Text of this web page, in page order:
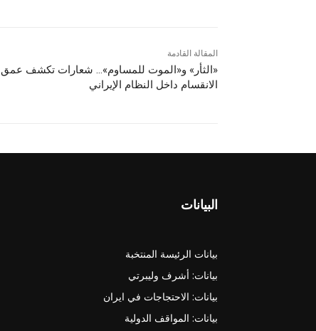
المقالة القادمة
«الثأر» و«الموت للمساوم»… شعارات تكشف عمق
الانقسام داخل النظام الإيراني
البيانات
بيانات الرئيسة المنتخبة
بيانات: أشرف وليبرتي
بيانات: الاحتجاجات في ايران
بيانات: المواقف الدولية